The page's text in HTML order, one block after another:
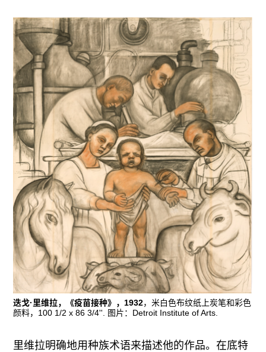
迭戈·里维拉，《疫苗接种》，1932，米白色布纹纸上炭笔和彩色
颜料，100 1/2 x 86 3/4''. 图片：Detroit Institute of Arts.
里维拉明确地用种族术语来描述他的作品。在底特